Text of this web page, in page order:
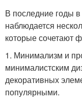
В последние годы
наблюдается
которые сочетают
1. Минимализм и
минималистским
декоративных
популярными.